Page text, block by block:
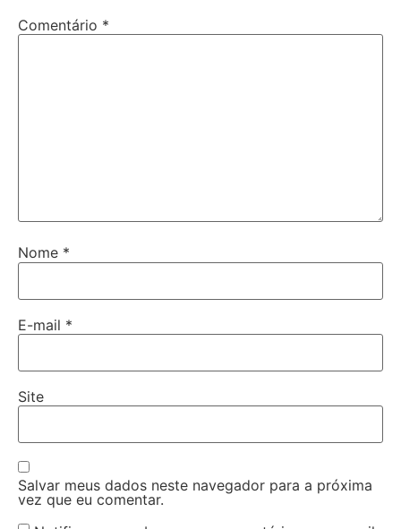
Comentário *
Nome *
E-mail *
Site
Salvar meus dados neste navegador para a próxima
vez que eu comentar.